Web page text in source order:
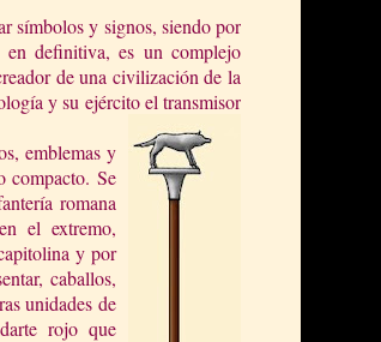
símbolos y signos, siendo por
definitiva, es un complejo
de una civilización de la
y su ejército el transmisor
emblemas y
compacto. Se
romana
el extremo,
y por
caballos,
unidades de
rojo que